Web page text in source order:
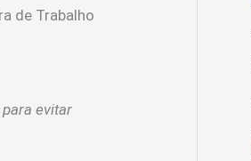
de Trabalho
evitar